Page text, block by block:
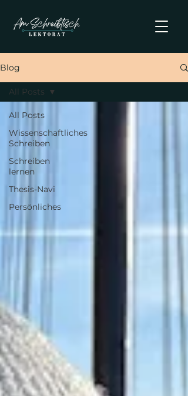
Blog
All Posts
Wissenschaftliches
Schreiben
Schreiben
lernen
Thesis-Navi
Persönliches
All Posts